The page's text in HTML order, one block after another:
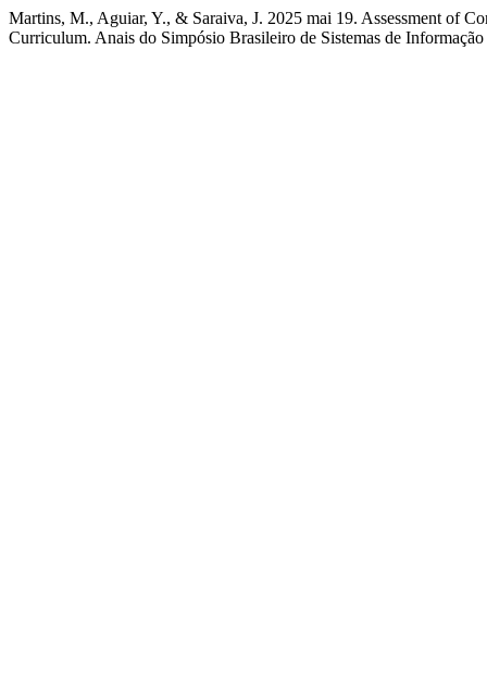
Martins, M., Aguiar, Y., & Saraiva, J. 2025 mai 19. Assessment of
Curriculum. Anais do Simpósio Brasileiro de Sistemas de